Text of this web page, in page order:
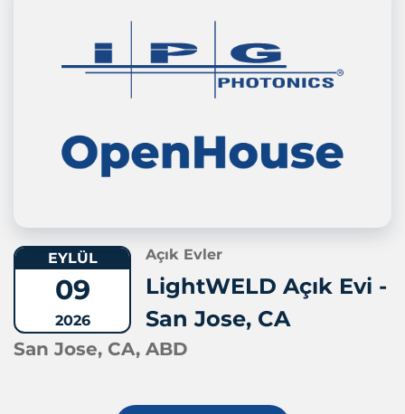
EYLÜL
09
2026
Açık Evler
LightWELD Açık Evi -
San Jose, CA
San Jose, CA, ABD